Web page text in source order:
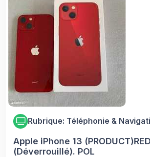
Rubrique: Téléphonie &
Apple iPhone 13
(Déverrouillé). POL